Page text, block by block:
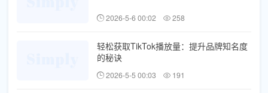
2026-5-6 00:02 258
轻松获取TikTok播放量：提升品牌知名度
的秘诀
2026-5-5 00:03 191